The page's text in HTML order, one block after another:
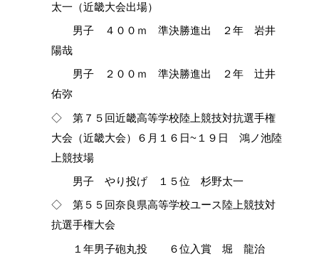
太一（近畿大会出場）
男子 ４００ｍ 準決勝進出 ２年 岩井
陽哉
男子 ２００ｍ 準決勝進出 ２年 辻井
佑弥
◇ 第７５回近畿高等学校陸上競技対抗選手権
大会（近畿大会）６月１６日~１９日 鴻ノ池陸
上競技場
男子 やり投げ １５位 杉野太一
◇ 第５５回奈良県高等学校ユース陸上競技対
抗選手権大会
１年男子砲丸投 ６位入賞 堀 龍治